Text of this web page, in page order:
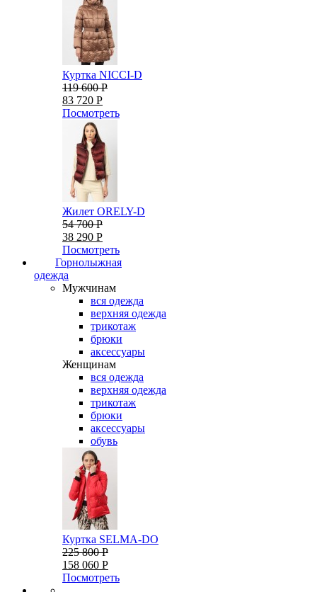
Куртка NICCI-D
119 600 Р
83 720 Р
Посмотреть
Жилет ORELY-D
54 700 Р
38 290 Р
Посмотреть
Горнолыжная
одежда
Мужчинам
вся одежда
верхняя одежда
трикотаж
брюки
аксессуары
Женщинам
вся одежда
верхняя одежда
трикотаж
брюки
аксессуары
обувь
Куртка SELMA-DO
225 800 Р
158 060 Р
Посмотреть